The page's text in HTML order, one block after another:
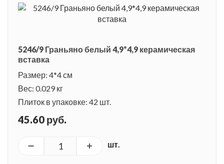
5246/9 Граньяно белый 4,9*4,9 керамическая
вставка
Размер: 4*4 см
Вес: 0.029 кг
Плиток в упаковке: 42 шт.
45.60 руб.
шт.